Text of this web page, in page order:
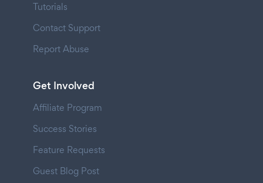
Tutorials
Contact Support
Report Abuse
Get Involved
Affiliate Program
Success Stories
Feature Requests
Guest Blog Post